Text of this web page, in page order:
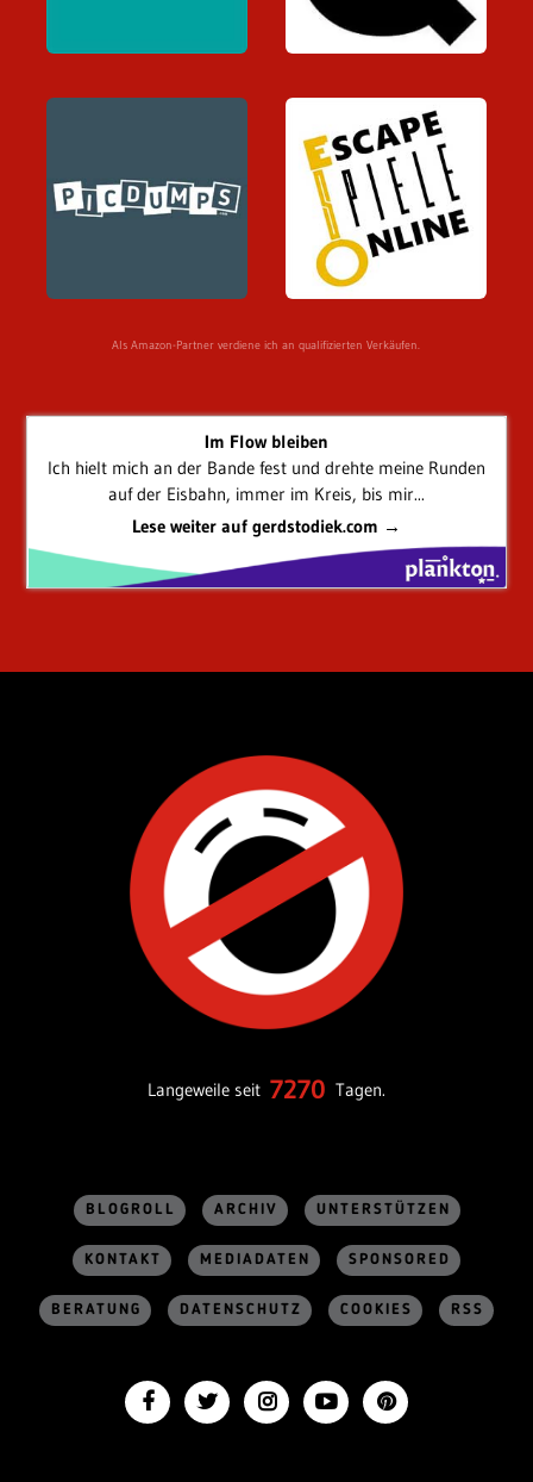
Als Amazon-Partner verdiene ich an qualifizierten Verkäufen.
Im Flow bleiben
Ich hielt mich an der Bande fest und drehte meine Runden
auf der Eisbahn, immer im Kreis, bis mir...
Lese weiter auf gerdstodiek.com →
Langeweile seit 7270 Tagen.
BLOGROLL ARCHIV UNTERSTÜTZEN
KONTAKT MEDIADATEN SPONSORED
BERATUNG DATENSCHUTZ COOKIES RSS